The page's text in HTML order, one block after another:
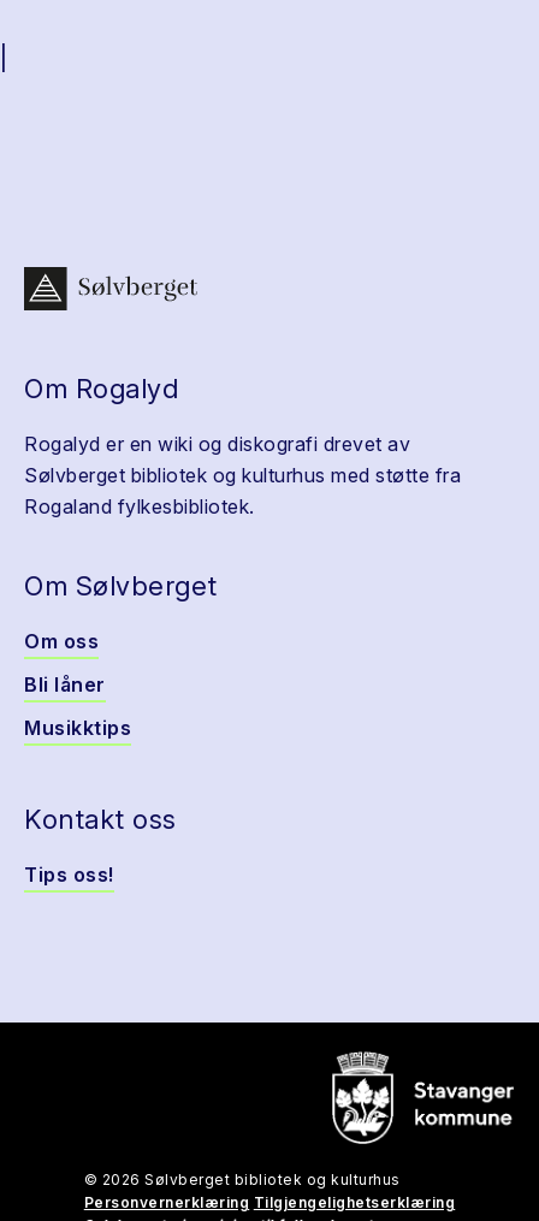
Om Rogalyd
Rogalyd er en wiki og diskografi drevet av
Sølvberget bibliotek og kulturhus med støtte fra
Rogaland fylkesbibliotek.
Om Sølvberget
Om oss
Bli låner
Musikktips
Kontakt oss
Tips oss!
© 2026 Sølvberget bibliotek og kulturhus
Personvernerklæring Tilgjengelighetserklæring